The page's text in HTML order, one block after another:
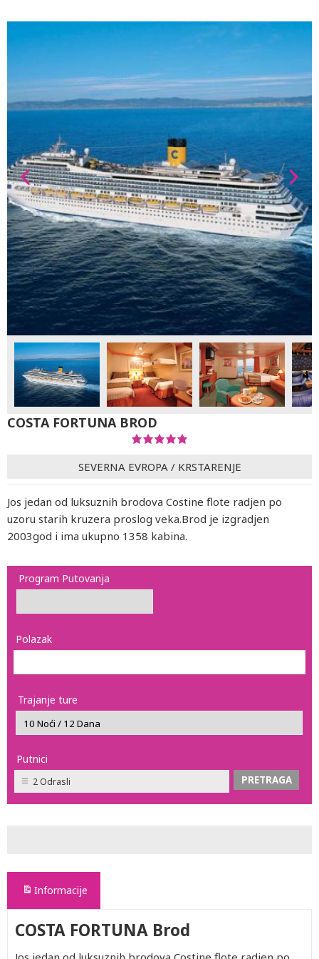
COSTA FORTUNA BROD
SEVERNA EVROPA / KRSTARENJE
Jos jedan od luksuznih brodova Costine flote radjen po
uzoru starih kruzera proslog veka.Brod je izgradjen
2003god i ima ukupno 1358 kabina.
Program Putovanja
Polazak
Trajanje ture
Putnici
2 Odrasli
Informacije
COSTA FORTUNA Brod